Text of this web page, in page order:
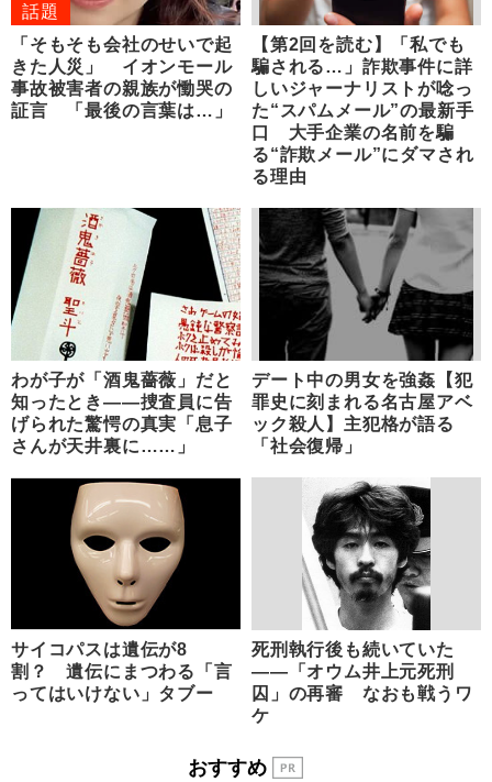
話題
「そもそも会社のせいで起
きた人災」 イオンモール
事故被害者の親族が慟哭の
証言 「最後の言葉は…」
【第2回を読む】「私でも
騙される…」詐欺事件に詳
しいジャーナリストが唸っ
た“スパムメール”の最新手
口 大手企業の名前を騙
る“詐欺メール”にダマされ
る理由
わが子が「酒鬼薔薇」だと
知ったとき――捜査員に告
げられた驚愕の真実「息子
さんが天井裏に……」
デート中の男女を強姦【犯
罪史に刻まれる名古屋アベ
ック殺人】主犯格が語る
「社会復帰」
サイコパスは遺伝が8
割？ 遺伝にまつわる「言
ってはいけない」タブー
死刑執行後も続いていた
――「オウム井上元死刑
囚」の再審 なおも戦うワ
ケ
おすすめ